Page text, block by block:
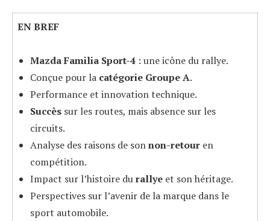
EN BREF
Mazda Familia Sport-4: une icône du rallye.
Conçue pour la catégorie Groupe A.
Performance et innovation technique.
Succèssur les routes, mais absence sur les
circuits.
Analyse des raisons de sonnon-retouren
compétition.
Impact sur l’histoire durallyeet son héritage.
Perspectives sur l’avenir de la marque dans le
sport automobile.